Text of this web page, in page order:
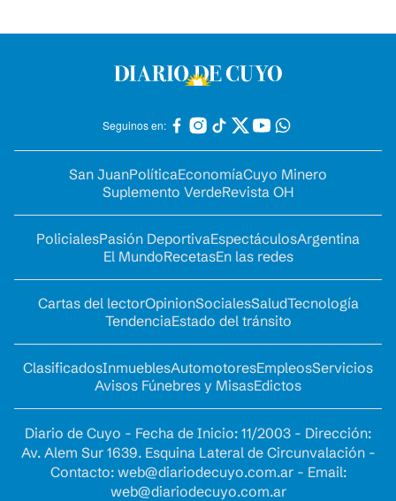
Seguinos en:
San JuanPolíticaEconomíaCuyo Minero
Suplemento VerdeRevista OH
PolicialesPasión DeportivaEspectáculosArgentina
El MundoRecetasEn las redes
Cartas del lectorOpinionSocialesSaludTecnología
TendenciaEstado del tránsito
ClasificadosInmueblesAutomotoresEmpleosServicios
Avisos Fúnebres y MisasEdictos
Diario de Cuyo - Fecha de Inicio: 11/2003 - Dirección:
Av. Alem Sur 1639. Esquina Lateral de Circunvalación -
Contacto: web@diariodecuyo.com.ar- Email:
web@diariodecuyo.com.ar